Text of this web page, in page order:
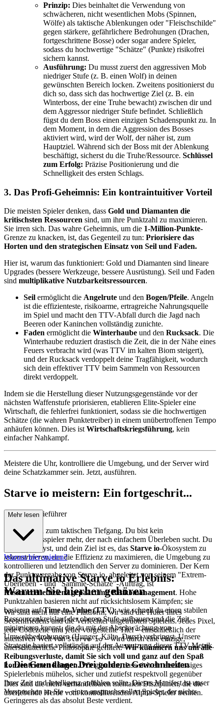
Prinzip: Dies beinhaltet die Verwendung von
schwächeren, nicht wesentlichen Mobs (Spinnen,
Wölfe) als taktische Ablenkungen oder "Fleischschilde"
gegen stärkere, gefährlichere Bedrohungen (Drachen,
fortgeschrittene Bosse) oder sogar andere Spieler,
sodass du hochwertige "Schätze" (Punkte) risikofrei
sichern kannst.
Ausführung: Du musst zuerst den aggressiven Mob
niedriger Stufe (z. B. einen Wolf) in deinen
gewünschten Bereich locken. Zweitens positionierst du
dich so, dass sich das hochwertige Ziel (z. B. ein
Winterboss, der eine Truhe bewacht) zwischen dir und
dem Aggressor niedriger Stufe befindet. Schließlich
fügst du dem Boss einen einzigen Schadenspunkt zu. In
dem Moment, in dem die Aggression des Bosses
aktiviert wird, wird der Wolf, der näher ist, zum
Hauptziel. Während sich der Boss mit der Ablenkung
beschäftigt, sicherst du die Truhe/Ressource. Schlüssel
zum Erfolg: Präzise Positionierung und die
Schnelligkeit des ersten Schlags.
3. Das Profi-Geheimnis: Ein kontraintuitiver Vorteil
Die meisten Spieler denken, dass Gold und Diamanten die
kritischsten Ressourcen sind, um ihre Punktzahl zu maximieren.
Sie irren sich. Das wahre Geheimnis, um die 1-Million-Punkte-
Grenze zu knacken, ist, das Gegenteil zu tun: Priorisiere das
Horten und den strategischen Einsatz von Seil und Faden.
Hier ist, warum das funktioniert: Gold und Diamanten sind lineare
Upgrades (bessere Werkzeuge, bessere Ausrüstung). Seil und Faden
sind multiplikative Nutzbarkeitsressourcen.
Seil ermöglicht die Angelrute und den Bogen/Pfeile. Angeln
ist die effizienteste, risikoarme, ertragreiche Nahrungsquelle
im Spiel und macht den TTV-Abfall durch die Jagd nach
Beeren oder Kaninchen vollständig zunichte.
Faden ermöglicht die Winterhaube und den Rucksack. Die
Winterhaube reduziert drastisch die Zeit, die in der Nähe eines
Feuers verbracht wird (was TTV im kalten Biom steigert),
und der Rucksack verdoppelt deine Tragfähigkeit, wodurch
sich dein effektiver TTV beim Sammeln von Ressourcen
direkt verdoppelt.
Indem sie die Herstellung dieser Nutzungsgegenstände vor der
nächsten Waffenstufe priorisieren, etablieren Elite-Spieler eine
Wirtschaft, die fehlerfrei funktioniert, sodass sie die hochwertigen
Schätze (die wahren Punktetreiber) in einem unübertroffenen Tempo
anhäufen können. Dies ist Wirtschaftskriegsführung, kein
einfacher Nahkampf.
Meistere die Uhr, kontrolliere die Umgebung, und der Server wird
deine Schatzkammer sein. Jetzt, ausführen.
Starve io meistern: Ein fortgeschrit...
tener Strategieführer
Willkommen zum taktischen Tiefgang. Du bist kein
Gelegenheitsspieler mehr, der nach einfachem Überleben sucht. Du
bist ein Analyst, und dein Ziel ist es, das Starve io-Ökosystem zu
rekonstruieren, um die Effizienz zu maximieren, die Umgebung zu
kontrollieren und letztendlich den Server zu dominieren. Der Kern
der Punktevergabe von Starve io, abgeleitet von seinem "Extrem-
Überleben"- und "Sammle-Schätze"-Auftrag, ist
Ressourceneffizienz gepaart mit Risikomanagement. Hohe
Punktzahlen basieren nicht auf rücksichtslosem Kämpfen; sie
basieren aufTime-to-Value (TTV): wie schnell du einen stabilen
Ressourcenkreislauf der oberen Stufe aufbauen und die Zeit
minimieren kannst, die du mit der Abschwächung von
Umweltbedrohungen (Hunger, Kälte, Durst) verbringst. Unsere
Strategie basiert vollständig auf der Ausnutzung dieser TTV-Metrik.
1. Die Grundlage: Drei goldene Gewohnheiten
Dies sind die nicht verhandelbaren mentalen Disziplinen, die die
überlebende Herde vom kontrollierenden Alpha-Spieler trennen.
Mehr lesen
Warum hier spielen?
Das ultimative Starve io Erlebnis:
Warum Sie hierher gehören
Wir sind nicht nur eine Plattform; wir sind die Hüter Ihres
Seelenfriedens und die Verfechter ungetrübten Spielens. Jedes Pixel,
jede Codezeile und jeder vorgestellte Titel – einschließlich der
intensiven Welt vonStarve io– wird durch eine einzige,
unerschütterliche Philosophie gefiltert:Wir kümmern uns um alle
Reibungsverluste, damit Sie sich voll und ganz auf den Spaß
konzentrieren können. Wir glauben, dass sich ein erstklassiges
Spielerlebnis mühelos, sicher und zutiefst respektvoll gegenüber
Ihrer Zeit und Intelligenz anfühlen sollte. Dieses Manifest ist unser
Versprechen an Sie – einen anspruchsvollen Spieler, der nichts
Geringeres als das absolut Beste verdient.